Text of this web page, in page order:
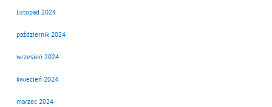
listopad 2024
październik 2024
wrzesień 2024
kwiecień 2024
marzec 2024